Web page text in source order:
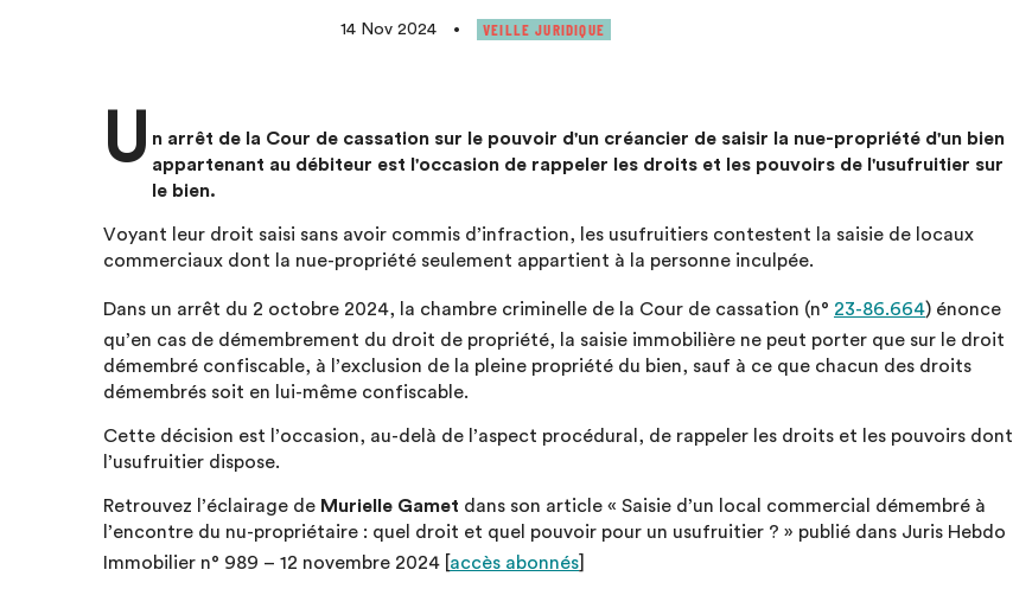
14 Nov 2024 • VEILLE JURIDIQUE
U n arrêt de la Cour de cassation sur le pouvoir d'un créancier de saisir la nue-propriété d'un bien
appartenant au débiteur est l'occasion de rappeler les droits et les pouvoirs de l'usufruitier sur
le bien.
Voyant leur droit saisi sans avoir commis d’infraction, les usufruitiers contestent la saisie de locaux
commerciaux dont la nue-propriété seulement appartient à la personne inculpée.
Dans un arrêt du 2 octobre 2024, la chambre criminelle de la Cour de cassation (n° 23-86.664) énonce
qu’en cas de démembrement du droit de propriété, la saisie immobilière ne peut porter que sur le droit
démembré confiscable, à l’exclusion de la pleine propriété du bien, sauf à ce que chacun des droits
démembrés soit en lui-même confiscable.
Cette décision est l’occasion, au-delà de l’aspect procédural, de rappeler les droits et les pouvoirs dont
l’usufruitier dispose.
Retrouvez l’éclairage de Murielle Gamet dans son article « Saisie d’un local commercial démembré à
l’encontre du nu-propriétaire : quel droit et quel pouvoir pour un usufruitier ? » publié dans Juris Hebdo
Immobilier n° 989 – 12 novembre 2024 [ accès abonnés